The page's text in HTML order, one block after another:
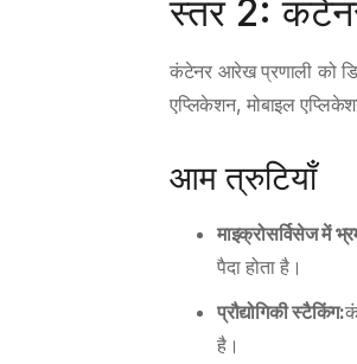
स्तर 2:
कंटेनर आरेख प्रणाली को
एप्लिकेशन, मोबाइल
आम त्रुटियाँ
माइक्रोसर्विसेज में
पैदा होता है।
प्रौद्योगिकी स्टैकिंग:
है।